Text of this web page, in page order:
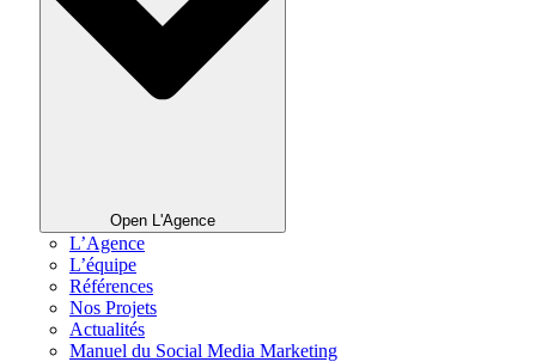
Open L'Agence
L’Agence
L’équipe
Références
Nos Projets
Actualités
Manuel du Social Media Marketing